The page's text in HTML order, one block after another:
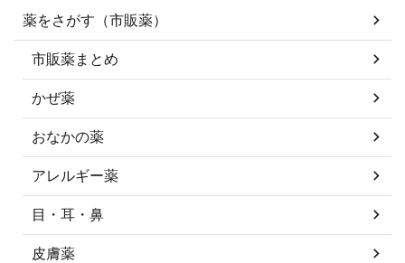
薬をさがす（市販薬）
市販薬まとめ
かぜ薬
おなかの薬
アレルギー薬
目・耳・鼻
皮膚薬